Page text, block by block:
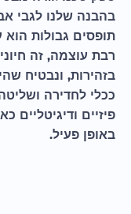
בהבנה שלנו לגבי
תופסים גבולות
רבת עוצמה, זה
בזהירות, ונבטיח
ככלי לחדירה
פיזיים ודיגיטליים
באופן פעיל.